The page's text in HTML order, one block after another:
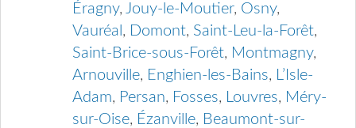
Éragny, Jouy-le-Moutier, Osny,
Vauréal , Domont, Saint-Leu-la-Forêt,
Saint-Brice-sous-Forêt, Montmagny,
Arnouville, Enghien-les-Bains, L’Isle-
Adam, Persan, Fosses, Louvres, Méry-
sur-Oise, Ézanville, Beaumont-sur-